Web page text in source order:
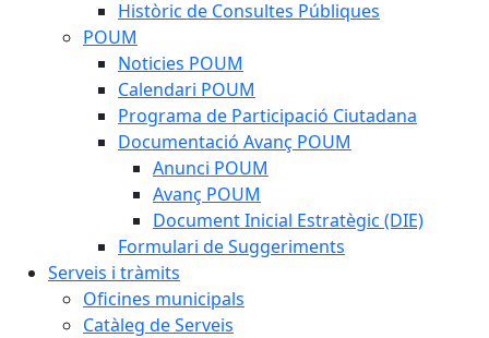
Històric de Consultes Públiques
POUM
Noticies POUM
Calendari POUM
Programa de Participació Ciutadana
Documentació Avanç POUM
Anunci POUM
Avanç POUM
Document Inicial Estratègic (DIE)
Formulari de Suggeriments
Serveis i tràmits
Oficines municipals
Catàleg de Serveis